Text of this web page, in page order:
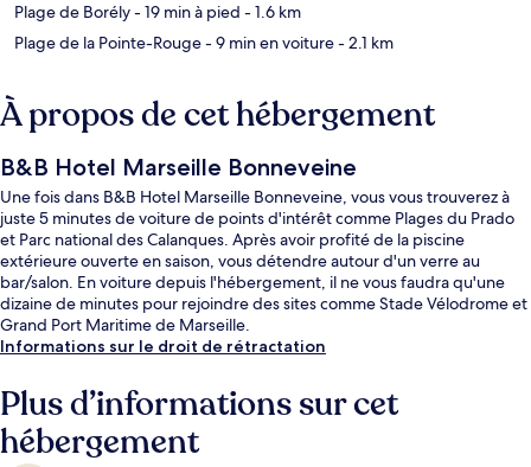
Plage de Borély- 19 min à pied - 1.6 km
Plage de la Pointe-Rouge- 9 min en voiture- 2.1 km
À propos de cet hébergement
B&B Hotel Marseille Bonneveine
Une fois dans B&B Hotel Marseille Bonneveine, vous vous trouverez à
juste 5 minutes de voiture de points d'intérêt comme Plages du Prado
et Parc national des Calanques. Après avoir profité de la piscine
extérieure ouverte en saison, vous détendre autour d'un verre au
bar/salon. En voiture depuis l'hébergement, il ne vous faudra qu'une
dizaine de minutes pour rejoindre des sites comme Stade Vélodrome et
Grand Port Maritime de Marseille.
Informations sur le droit de rétractation
Plus d’informations sur cet
hébergement